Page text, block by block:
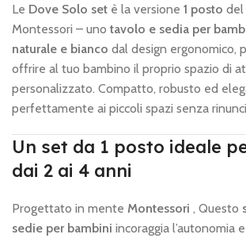
Le Dove Solo set è la versione 1 posto del
Montessori – uno tavolo e sedia per
naturale e bianco dal design ergonomico,
offrire al tuo bambino il proprio spazio di
personalizzato. Compatto, robusto ed
perfettamente ai piccoli spazi senza
Un set da 1 posto ideale
dai 2 ai 4 anni
Progettato in mente Montessori , Questo
sedie per bambini incoraggia l’autonomia